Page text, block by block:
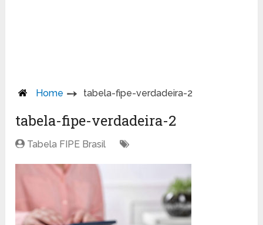
Home tabela-fipe-verdadeira-2
tabela-fipe-verdadeira-2
Tabela FIPE Brasil